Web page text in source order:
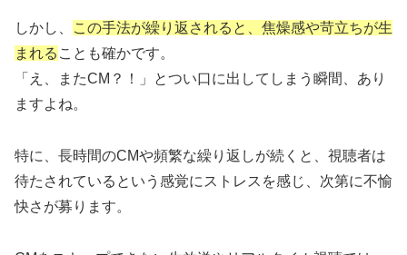
しかし、
この手法が繰り返されると、焦燥感や苛立ちが生
まれる ことも確かです。
「え、またCM？！」とつい口に出してしまう瞬間、あり
ますよね。
特に、長時間のCMや頻繁な繰り返しが続くと、視聴者は
待たされているという感覚にストレスを感じ、次第に不愉
快さが募ります。